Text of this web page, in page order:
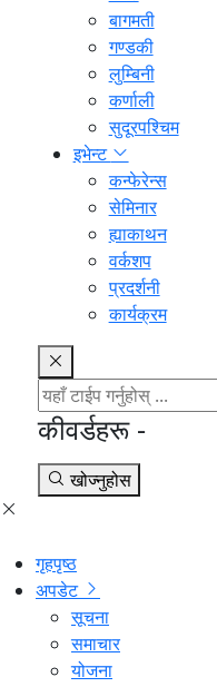
बागमती
गण्डकी
लुम्बिनी
कर्णाली
सुदूरपश्चिम
इभेन्ट
कन्फेरेन्स
सेमिनार
ह्याकाथन
वर्कशप
प्रदर्शनी
कार्यक्रम
कीवर्डहरू -
खोज्नुहोस
गृहपृष्ठ
अपडेट
सूचना
समाचार
योजना